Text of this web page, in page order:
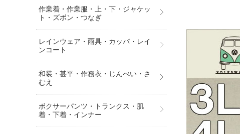
作業着・作業服・上・下・ジャケッ
ト・ズボン・つなぎ
レインウェア・雨具・カッパ・レイ
ンコート
和装・甚平・作務衣・じんべい・さ
むえ
ボクサーパンツ・トランクス・肌
着・下着・インナー